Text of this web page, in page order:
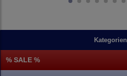
Kategorien
% SALE %